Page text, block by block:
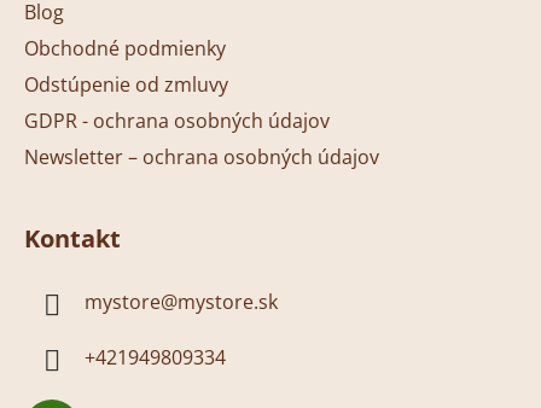
Blog
Obchodné podmienky
Odstúpenie od zmluvy
GDPR - ochrana osobných údajov
Newsletter – ochrana osobných údajov
Kontakt
mystore@mystore.sk
+421949809334